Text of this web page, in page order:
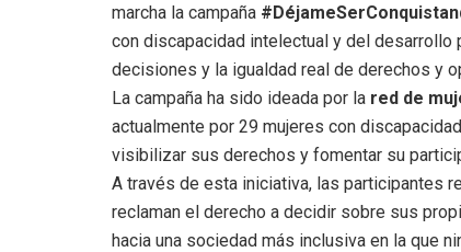
marcha la campaña
con discapacidad intelectual y del desarrollo
decisiones y la igualdad real de derechos y
La campaña ha sido ideada por la red de
actualmente por 29 mujeres con
visibilizar sus derechos y fomentar su
A través de esta iniciativa, las participantes
reclaman el derecho a decidir sobre sus
hacia una sociedad más inclusiva en la que